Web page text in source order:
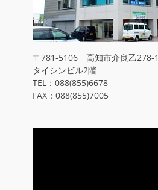
〒781-5106 高知市介良乙278-1
タイシンビル2階
TEL：088(855)6678
FAX：088(855)7005